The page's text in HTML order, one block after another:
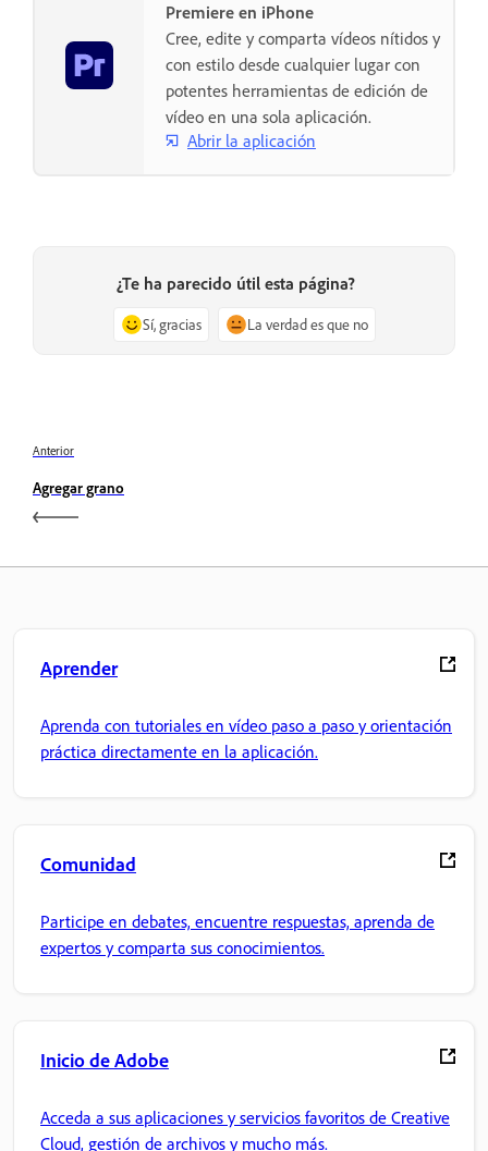
Premiere en iPhone
Cree, edite y comparta vídeos nítidos y
con estilo desde cualquier lugar con
potentes herramientas de edición de
vídeo en una sola aplicación.
Abrir la aplicación
¿Te ha parecido útil esta página?
Sí, gracias La verdad es que no
Anterior
Agregar grano
Aprender
Aprenda con tutoriales en vídeo paso a paso y orientación
práctica directamente en la aplicación.
Comunidad
Participe en debates, encuentre respuestas, aprenda de
expertos y comparta sus conocimientos.
Inicio de Adobe
Acceda a sus aplicaciones y servicios favoritos de Creative
Cloud, gestión de archivos y mucho más.